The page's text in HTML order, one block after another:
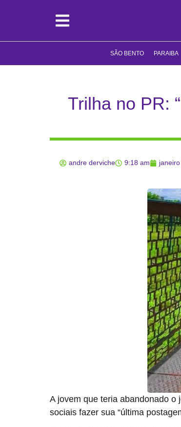
SÃO BENTO PARAIBA
Trilha no PR:
andre derviche 9:18 am
A jovem que teria abandonado
sociais fazer sua “última